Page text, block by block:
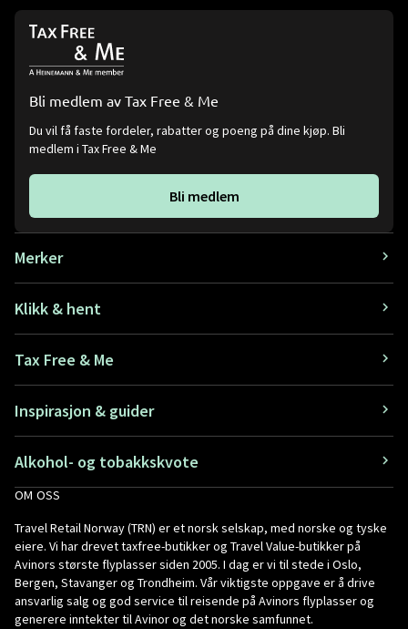
Bli medlem av Tax Free & Me
Du vil få faste fordeler, rabatter og poeng på dine kjøp. Bli
medlem i Tax Free & Me
Bli medlem
Merker
Klikk & hent
Tax Free & Me
Inspirasjon & guider
Alkohol- og tobakkskvote
OM OSS
Travel Retail Norway (TRN) er et norsk selskap, med norske og tyske
eiere. Vi har drevet taxfree-butikker og Travel Value-butikker på
Avinors største flyplasser siden 2005. I dag er vi til stede i Oslo,
Bergen, Stavanger og Trondheim. Vår viktigste oppgave er å drive
ansvarlig salg og god service til reisende på Avinors flyplasser og
generere inntekter til Avinor og det norske samfunnet.